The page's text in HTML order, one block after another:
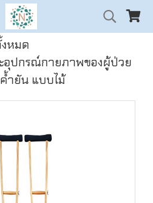
หมด
ะอุปกรณ์กายภาพของผู้ป่วย
ค้ำยัน แบบไม้